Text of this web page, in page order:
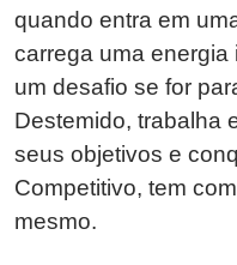
quando entra em
carrega uma energia
um desafio se for
Destemido, trabalha
seus objetivos e
Competitivo, tem
mesmo.